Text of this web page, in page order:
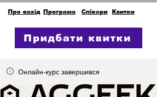
Про захід
Придбати квитки
Програма Спікери Квитки
Онлайн-курс завершився